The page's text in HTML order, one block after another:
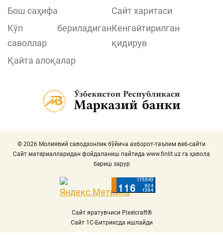
Бош саҳифа
Сайт харитаси
Кўп бериладиган
саволлар
Кенгайтирилган
қидирув
Қайта алоқалар
© 2026 Молиявий саводхонлик бўйича ахборот-таълим веб-сайти
Сайт материалларидан фойдаланиш пайтида www.finlit.uz га ҳавола
бериш зарур
Сайт яратувчиси Pixelcraft®
Сайт 1C-Битриксда ишлайди